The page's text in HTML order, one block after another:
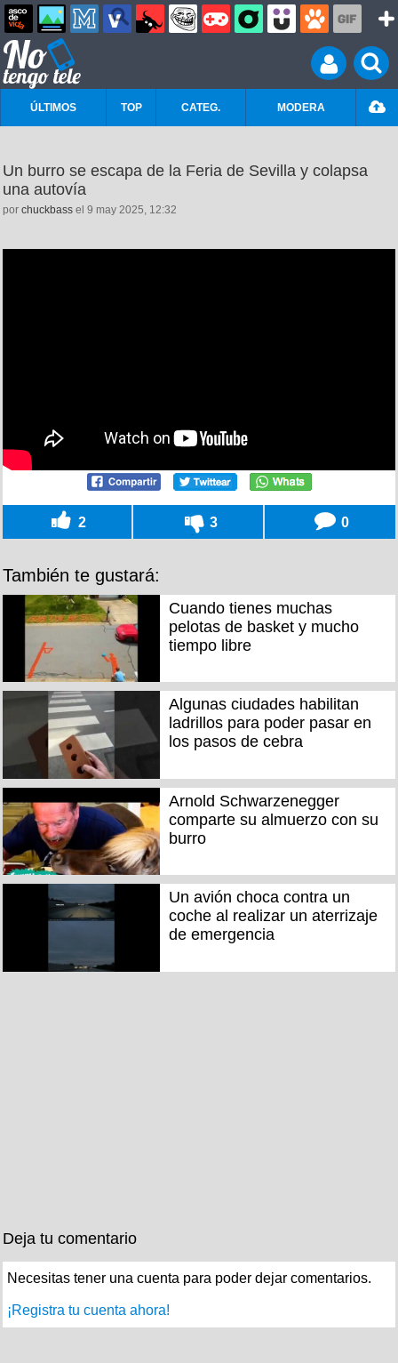
ÚLTIMOS TOP CATEG. MODERA
Un burro se escapa de la Feria de Sevilla y colapsa
una autovía
por chuckbass el 9 may 2025, 12:32
2 3 0
También te gustará:
Cuando tienes muchas
pelotas de basket y mucho
tiempo libre
Algunas ciudades habilitan
ladrillos para poder pasar en
los pasos de cebra
Arnold Schwarzenegger
comparte su almuerzo con su
burro
Un avión choca contra un
coche al realizar un aterrizaje
de emergencia
Deja tu comentario
Necesitas tener una cuenta para poder dejar comentarios.
¡Registra tu cuenta ahora!